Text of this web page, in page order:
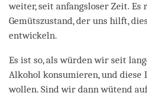
weiter, seit anfangsloser Zeit. Es
Gemütszustand, der uns hilft,
entwickeln.
Es ist so, als würden wir seit
Alkohol konsumieren, und diese
wollen. Sind wir dann wütend